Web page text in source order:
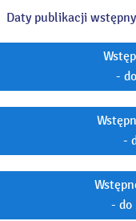
Daty publikacji
-
-
- do